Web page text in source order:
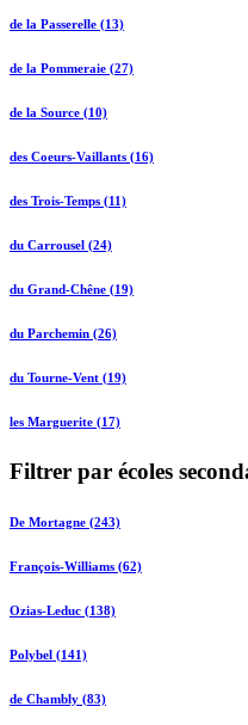
de la Passerelle (13)
de la Pommeraie (27)
de la Source (10)
des Coeurs-Vaillants (16)
des Trois-Temps (11)
du Carrousel (24)
du Grand-Chêne (19)
du Parchemin (26)
du Tourne-Vent (19)
les Marguerite (17)
Filtrer par écoles
De Mortagne (243)
François-Williams (62)
Ozias-Leduc (138)
Polybel (141)
de Chambly (83)